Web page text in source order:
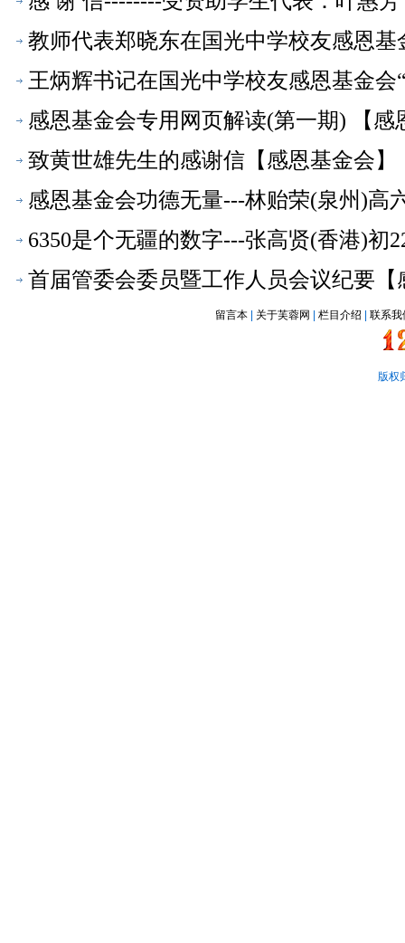
教师代表郑晓东在国光中学校友感恩
会】
王炳辉书记在国光中学校友感恩基金
感恩基金会专用网页解读(第一期) 【感
致黄世雄先生的感谢信【感恩基金会】
感恩基金会功德无量---林贻荣(泉州)高
6350是个无疆的数字---张高贤(香港)初
首届管委会委员暨工作人员会议纪要【
留言本| 关于芙蓉网 栏目介绍 联系我
版权